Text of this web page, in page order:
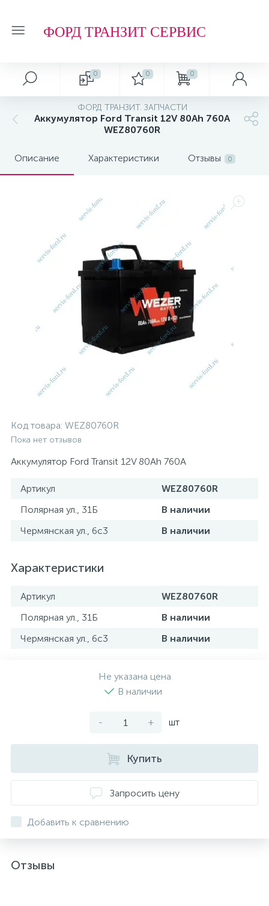
ФОРД ТРАНЗИТ СЕРВИС
0 0 0
ФОРД ТРАНЗИТ. ЗАПЧАСТИ
Аккумулятор Ford Transit 12V 80Ah 760A
WEZ80760R
Описание Характеристики Отзывы 0
Код товара: WEZ80760R
Пока нет отзывов
Аккумулятор Ford Transit 12V 80Ah 760A
Артикул
WEZ80760R
Полярная ул., 31Б
В наличии
Чермянская ул., 6с3
В наличии
Характеристики
Артикул
WEZ80760R
Полярная ул., 31Б
В наличии
Чермянская ул., 6с3
В наличии
Не указана цена
В наличии
- + шт
Купить
Запросить цену
Добавить к сравнению
Отзывы